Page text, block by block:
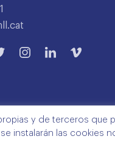
y de terceros
instalarán las cookies